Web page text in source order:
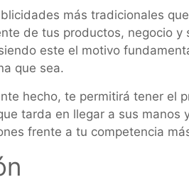
más tradicionales
de tus productos, negocio
este el motivo
que sea.
hecho, te permitirá tener el
tarda en llegar a sus manos
frente a tu competencia